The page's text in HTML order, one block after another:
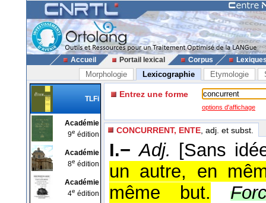
Accueil Portail lexical Corpus
Morphologie Lexicographie Etymologie
TLFi
Académie
9e édition
Académie
8e édition
Académie
4e édition
Entrez une forme
options d'affichage
CONCURRENT, ENTE , adj. et subst.
I.− Adj. [Sans
un autre, en
même but.